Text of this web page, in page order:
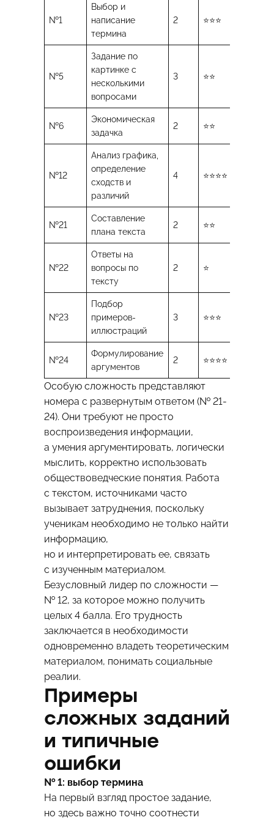
№1
Выбор и
написание
термина
2 ⭐️⭐️⭐️
№5
Задание по
картинке с
несколькими
вопросами
3 ⭐️⭐️
№6
Экономическая
задачка
2 ⭐️⭐️
№12
Анализ графика,
определение
сходств и
различий
4 ⭐️⭐️⭐️⭐️
№21
Составление
плана текста
2 ⭐️⭐️
№22
Ответы на
вопросы по
тексту
2 ⭐️
№23
Подбор
примеров-
иллюстраций
3 ⭐️⭐️⭐️
№24
Формулирование
аргументов
2 ⭐️⭐️⭐️⭐️
Особую сложность представляют
номера с развернутым ответом (№ 21-
24). Они требуют не просто
воспроизведения информации,
а умения аргументировать, логически
мыслить, корректно использовать
обществоведческие понятия. Работа
с текстом, источниками часто
вызывает затруднения, поскольку
ученикам необходимо не только найти
информацию,
но и интерпретировать ее, связать
с изученным материалом.
Безусловный лидер по сложности —
№ 12, за которое можно получить
целых 4 балла. Его трудность
заключается в необходимости
одновременно владеть теоретическим
материалом, понимать социальные
реалии.
Примеры
сложных заданий
и типичные
ошибки
№ 1: выбор термина
На первый взгляд простое задание,
но здесь важно точно соотнести